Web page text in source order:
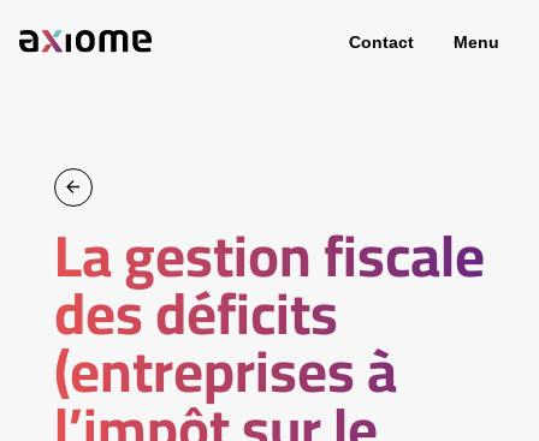
Contact Menu
La gestion fiscale
des déficits
(entreprises à